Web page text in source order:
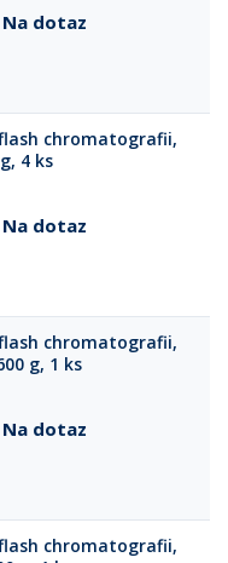
Na dotaz
flash chromatografii,
4 ks
Na dotaz
chromatografii,
g, 1 ks
Na dotaz
chromatografii,